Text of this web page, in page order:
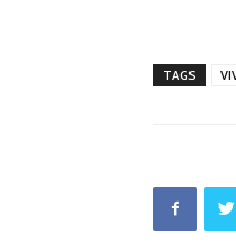
TAGS